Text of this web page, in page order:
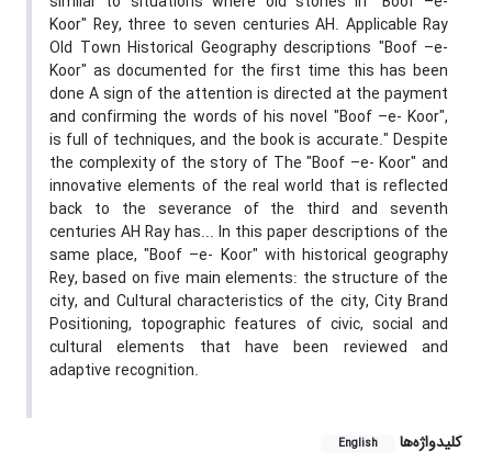
Koor" Rey, three to seven centuries AH. Applicable Ray
Old Town Historical Geography descriptions "Boof –e-
Koor" as documented for the first time this has been
done A sign of the attention is directed at the payment
and confirming the words of his novel "Boof –e- Koor",
is full of techniques, and the book is accurate." Despite
the complexity of the story of The "Boof –e- Koor" and
innovative elements of the real world that is reflected
back to the severance of the third and seventh
centuries AH Ray has... In this paper descriptions of the
same place, "Boof –e- Koor" with historical geography
Rey, based on five main elements: the structure of the
city, and Cultural characteristics of the city, City Brand
Positioning, topographic features of civic, social and
cultural elements that have been reviewed and
adaptive recognition.
کلیدواژه‌ها English